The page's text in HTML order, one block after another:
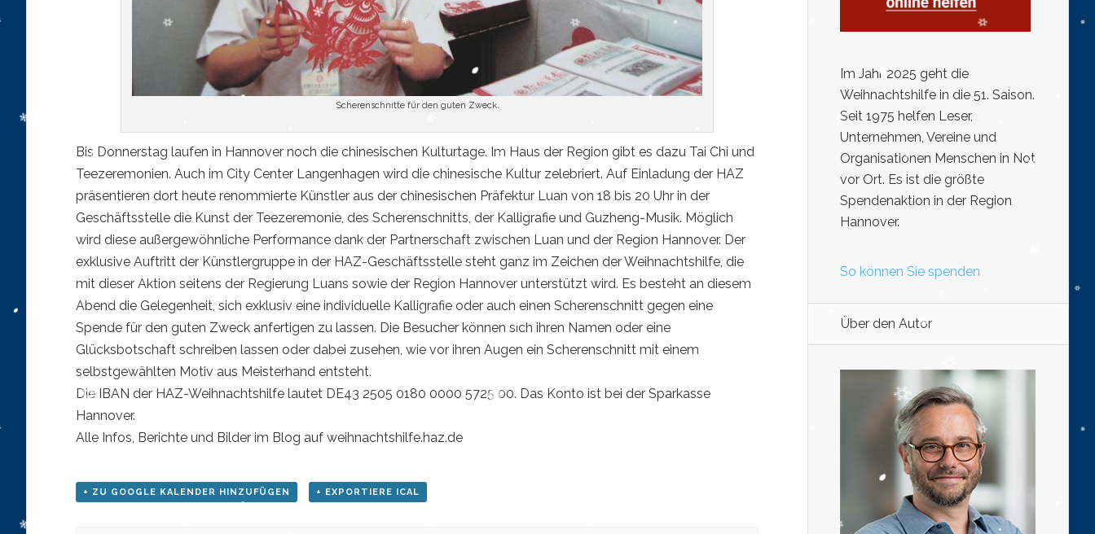
Scherenschnitte für den guten Zweck.
Bis Donnerstag laufen in Hannover noch die chinesischen Kulturtage. Im Haus der Region gibt es dazu Tai Chi und
Teezeremonien. Auch im City Center Langenhagen wird die chinesische Kultur zelebriert. Auf Einladung der HAZ
präsentieren dort heute renommierte Künstler aus der chinesischen Präfektur Luan von 18 bis 20 Uhr in der
Geschäftsstelle die Kunst der Teezeremonie, des Scherenschnitts, der Kalligrafie und Guzheng-Musik. Möglich
wird diese außergewöhnliche Performance dank der Partnerschaft zwischen Luan und der Region Hannover. Der
exklusive Auftritt der Künstlergruppe in der HAZ-Geschäftsstelle steht ganz im Zeichen der Weihnachtshilfe, die
mit dieser Aktion seitens der Regierung Luans sowie der Region Hannover unterstützt wird. Es besteht an diesem
Abend die Gelegenheit, sich exklusiv eine individuelle Kalligrafie oder auch einen Scherenschnitt gegen eine
Spende für den guten Zweck anfertigen zu lassen. Die Besucher können sich ihren Namen oder eine
Glücksbotschaft schreiben lassen oder dabei zusehen, wie vor ihren Augen ein Scherenschnitt mit einem
selbstgewählten Motiv aus Meisterhand entsteht.
Die IBAN der HAZ-Weihnachtshilfe lautet DE43 2505 0180 0000 5725 00. Das Konto ist bei der Sparkasse
Hannover.
Alle Infos, Berichte und Bilder im Blog auf weihnachtshilfe.haz.de
+ ZU GOOGLE KALENDER HINZUFÜGEN + EXPORTIERE ICAL
Im Jahr 2025 geht die
Weihnachtshilfe in die 51. Saison.
Seit 1975 helfen Leser,
Unternehmen, Vereine und
Organisationen Menschen in Not
vor Ort. Es ist die größte
Spendenaktion in der Region
Hannover.
So können Sie spenden
Über den Autor